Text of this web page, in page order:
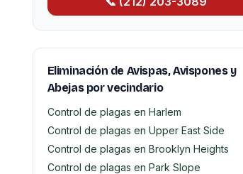
Eliminación de Avispas, Avispones y
Abejas por vecindario
Control de plagas en Harlem
Control de plagas en Upper East Side
Control de plagas en Brooklyn Heights
Control de plagas en Park Slope